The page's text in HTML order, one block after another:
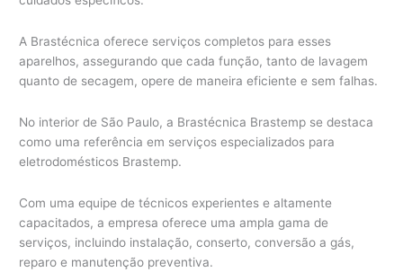
A Brastécnica oferece serviços completos para esses
aparelhos, assegurando que cada função, tanto de lavagem
quanto de secagem, opere de maneira eficiente e sem falhas.
No interior de São Paulo, a Brastécnica Brastemp se destaca
como uma referência em serviços especializados para
eletrodomésticos Brastemp.
Com uma equipe de técnicos experientes e altamente
capacitados, a empresa oferece uma ampla gama de
serviços, incluindo instalação, conserto, conversão a gás,
reparo e manutenção preventiva.